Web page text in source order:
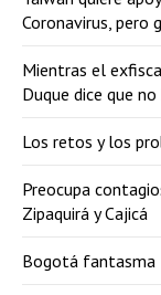
Coronavirus, pero
Mientras el
Duque dice que
Los retos y los
Preocupa
Zipaquirá y Cajicá
Bogotá fantasma